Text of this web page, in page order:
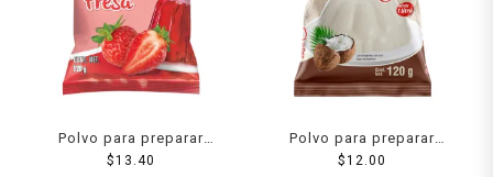
Polvo para preparar
gelatina D´Gari de agua
$13.40
Polvo para preparar
gelatina Ideal de leche
$12.00